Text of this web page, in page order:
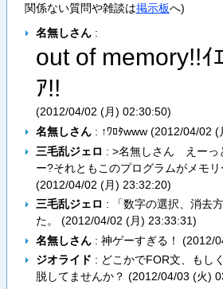
関係ない質問や雑談は掲示板へ)
名無しさん:
out of memory!!ｲ
ｱ!!
(2012/04/02 (月) 02:30:50)
名無しさん: ↑ﾜﾛﾀwww (2012/04/02 (
三毛乱ジェロ : >名無しさん えーっ
ー?それともこのプログラムがメモ
(2012/04/02 (月) 23:32:20)
三毛乱ジェロ : 「数字の選択、消去
た。 (2012/04/02 (月) 23:33:31)
名無しさん: 神ゲーすぎる！ (2012/
ジオライド : どこかでFOR文、もし
脱してませんか？ (2012/04/03 (火)